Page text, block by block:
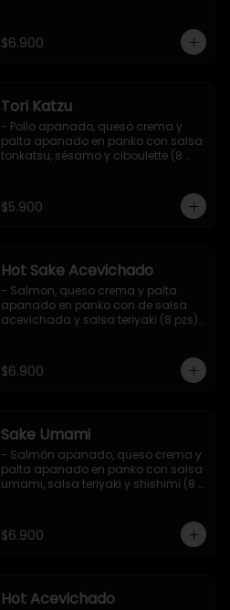
$6.900
Tori Katzu
- Pollo apanado, queso crema y
palta apanado en panko con salsa
tonkatsu, sésamo y ciboulette (8
$5.900
Hot Sake Acevichado
- Salmon, queso crema y palta
apanado en panko con de salsa
acevichada y salsa teriyaki (8 pzs).
$6.900
Sake Umami
- Salmón apanado, queso crema y
palta apanado en panko con salsa
umami, salsa teriyaki y shishimi (8
$6.900
Hot Acevichado